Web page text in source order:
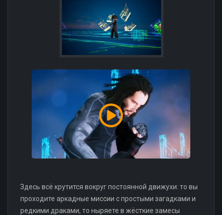
Здесь всё крутится вокруг постоянной движухи: то вы
проходите аркадные миссии с простыми загадками и
редкими драками, то ныряете в жёсткие замесы